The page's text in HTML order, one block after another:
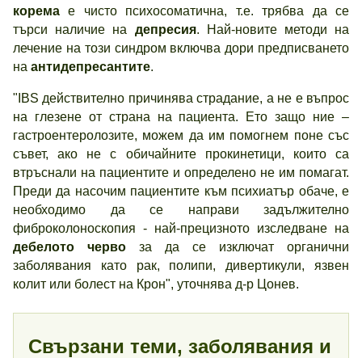
корема е чисто психосоматична, т.е. трябва да се
търси наличие на депресия. Най-новите методи на
лечение на този синдром включва дори предписването
на антидепресантите.
"IBS действително причинява страдание, а не е въпрос
на глезене от страна на пациента. Ето защо ние –
гастроентеролозите, можем да им помогнем поне със
съвет, ако не с обичайните прокинетици, които са
втръснали на пациентите и определено не им помагат.
Преди да насочим пациентите към психиатър обаче, е
необходимо да се направи задължително
фиброколоноскопия - най-прецизното изследване на
дебелото черво за да се изключат органични
заболявания като рак, полипи, дивертикули, язвен
колит или болест на Крон", уточнява д-р Цонев.
Свързани теми, заболявания и